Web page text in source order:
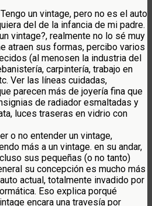
un vintage, pero no es el auto
del de la infancia de mi padre.
vintage?, realmente no lo sé muy
atraen sus formas, percibo varios
(al menosen la industria del
carpintería, trabajo en
Ver las líneas cuidadas,
parecen más de joyería fina que
de radiador esmaltadas y
luces traseras en vidrio con
o no entender un vintage,
más a un vintage. en su andar,
sus pequeñas (o no tanto)
su concepción es mucho más
actual, totalmente invadido por
Eso explica porqué
encara una travesía por